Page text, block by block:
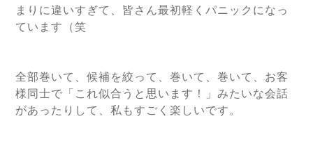
まりに違いすぎて、皆さん最初軽くパニックになっ
ています（笑
全部巻いて、候補を絞って、巻いて、巻いて、お客
様同士で「これ似合うと思います！」みたいな会話
があったりして、私もすごく楽しいです。